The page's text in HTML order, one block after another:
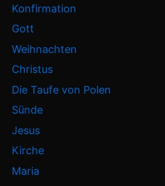
Konfirmation
Gott
Weihnachten
Christus
Die Taufe von Polen
Sünde
Jesus
Kirche
Maria